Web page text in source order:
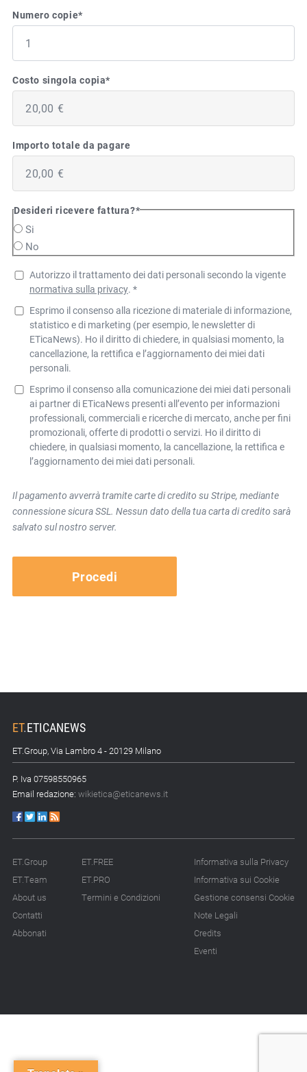
Numero copie*
Costo singola copia*
Importo totale da pagare
Desideri ricevere fattura?*
Si
No
Autorizzo il trattamento dei dati personali secondo la vigente
normativa sulla privacy. *
Esprimo il consenso alla ricezione di materiale di informazione,
statistico e di marketing (per esempio, le newsletter di
ETicaNews). Ho il diritto di chiedere, in qualsiasi momento, la
cancellazione, la rettifica e l’aggiornamento dei miei dati
personali.
Esprimo il consenso alla comunicazione dei miei dati personali
ai partner di ETicaNews presenti all’evento per informazioni
professionali, commerciali e ricerche di mercato, anche per fini
promozionali, offerte di prodotti o servizi. Ho il diritto di
chiedere, in qualsiasi momento, la cancellazione, la rettifica e
l’aggiornamento dei miei dati personali.
Il pagamento avverrà tramite carte di credito su Stripe, mediante
connessione sicura SSL. Nessun dato della tua carta di credito sarà
salvato sul nostro server.
ET.ETICANEWS
ET.Group, Via Lambro 4 - 20129 Milano
P. Iva 07598550965
Email redazione: wikietica@eticanews.it
ET.Group
ET.Team
About us
Contatti
Abbonati
ET.FREE
ET.PRO
Termini e Condizioni
Informativa sulla Privacy
Informativa sui Cookie
Gestione consensi Cookie
Note Legali
Credits
Eventi